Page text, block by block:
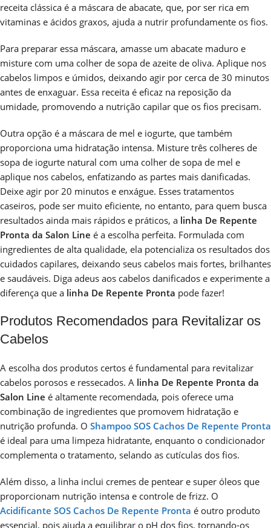
receita clássica é a máscara de abacate, que, por ser rica em
vitaminas e ácidos graxos, ajuda a nutrir profundamente os fios.
Para preparar essa máscara, amasse um abacate maduro e
misture com uma colher de sopa de azeite de oliva. Aplique nos
cabelos limpos e úmidos, deixando agir por cerca de 30 minutos
antes de enxaguar. Essa receita é eficaz na reposição da
umidade, promovendo a nutrição capilar que os fios precisam.
Outra opção é a máscara de mel e iogurte, que também
proporciona uma hidratação intensa. Misture três colheres de
sopa de iogurte natural com uma colher de sopa de mel e
aplique nos cabelos, enfatizando as partes mais danificadas.
Deixe agir por 20 minutos e enxágue. Esses tratamentos
caseiros, pode ser muito eficiente, no entanto, para quem busca
resultados ainda mais rápidos e práticos, a linha De Repente
Pronta da Salon Line é a escolha perfeita. Formulada com
ingredientes de alta qualidade, ela potencializa os resultados dos
cuidados capilares, deixando seus cabelos mais fortes, brilhantes
e saudáveis. Diga adeus aos cabelos danificados e experimente a
diferença que a linha De Repente Pronta pode fazer!
Produtos Recomendados para Revitalizar os
Cabelos
A escolha dos produtos certos é fundamental para revitalizar
cabelos porosos e ressecados. A linha De Repente Pronta da
Salon Line é altamente recomendada, pois oferece uma
combinação de ingredientes que promovem hidratação e
nutrição profunda. O Shampoo SOS Cachos De Repente Pronta
é ideal para uma limpeza hidratante, enquanto o condicionador
complementa o tratamento, selando as cutículas dos fios.
Além disso, a linha inclui cremes de pentear e super óleos que
proporcionam nutrição intensa e controle de frizz. O
Acidificante SOS Cachos De Repente Pronta é outro produto
essencial, pois ajuda a equilibrar o pH dos fios, tornando-os